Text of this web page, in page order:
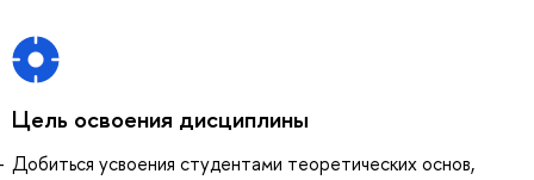
Цель освоения дисциплины
Добиться усвоения студентами теоретических основ,